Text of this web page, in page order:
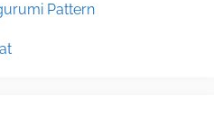
Pattern